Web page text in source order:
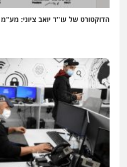
הדוקטורט של עו"ד יואב ציוני: מע"מ